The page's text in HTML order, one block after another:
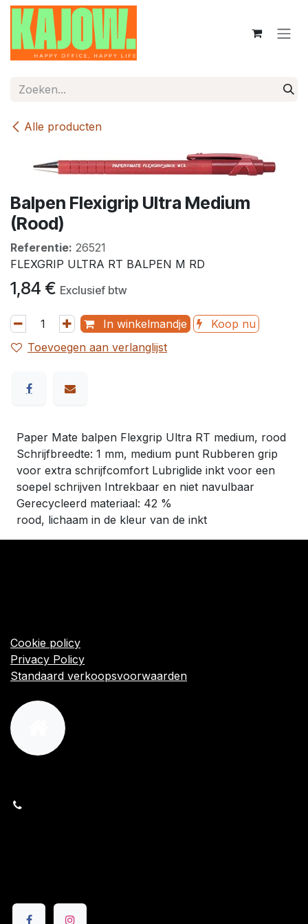
Overslaan naar inhoud
Alle producten
Balpen Flexigrip Ultra Medium
(Rood)
Referentie: 26521
FLEXGRIP ULTRA RT BALPEN M RD
1,84 € Exclusief btw
In winkelmandje
Koop nu
Toevoegen aan verlanglijst
Paper Mate balpen Flexgrip Ultra RT medium, rood
Schrijfbreedte: 1 mm, medium punt Rubberen grip
voor extra schrijfcomfort Lubriglide inkt voor een
soepel schrijven Intrekbaar en niet navulbaar
Gerecycleerd materiaal: 42 %
rood, lichaam in de kleur van de inkt
Cookie policy
Privacy Policy
Standaard verkoopsvoorwaarden